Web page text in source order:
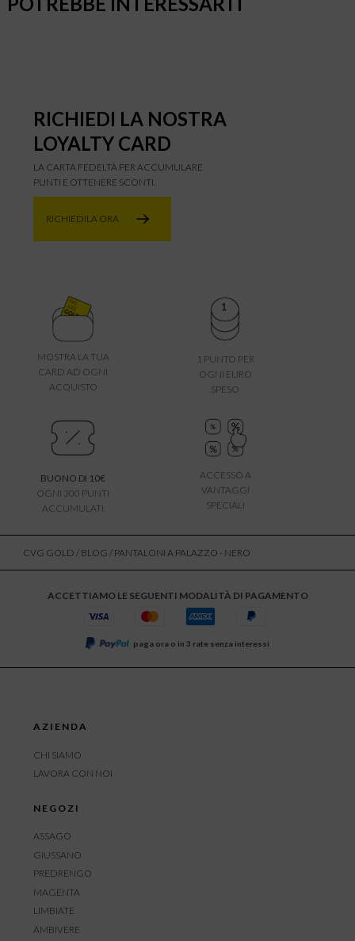
RICHIEDI LA NOSTRA
LOYALTY CARD
LA CARTA FEDELTÀ PER ACCUMULARE
PUNTI E OTTENERE SCONTI.
RICHIEDILA ORA
MOSTRA LA TUA
CARD AD OGNI
ACQUISTO
1 PUNTO PER
OGNI EURO
SPESO
BUONO DI 10€
OGNI 300 PUNTI
ACCUMULATI
ACCESSO A
VANTAGGI
SPECIALI
CVG GOLD / BLOG / PANTALONI A PALAZZO - NERO
ACCETTIAMO LE SEGUENTI MODALITÀ DI PAGAMENTO
paga ora o in 3 rate senza interessi
AZIENDA
CHI SIAMO
LAVORA CON NOI
NEGOZI
ASSAGO
GIUSSANO
PREDRENGO
MAGENTA
LIMBIATE
AMBIVERE